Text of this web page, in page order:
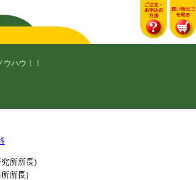
ハウ！！
所所長)
所長)